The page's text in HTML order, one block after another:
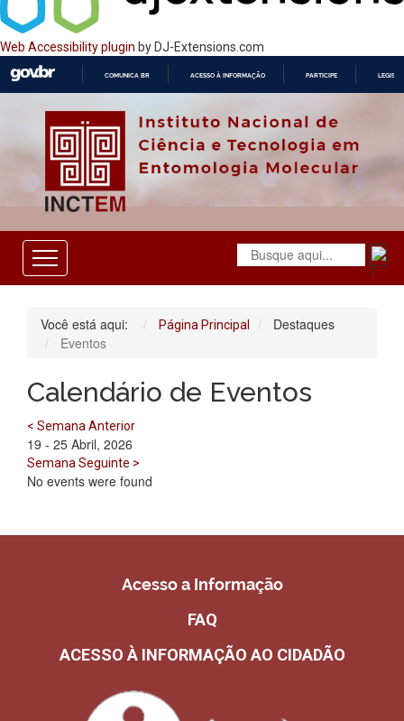
Web Accessibility plugin by DJ-Extensions.com
O
COMUNICA BR ACESSO À INFORMAÇÃO PARTICIPE
Você está aqui: Página Principal
Destaques
Eventos
Calendário de Eventos
< Semana Anterior
19 - 25 Abril, 2026
Semana Seguinte >
No events were found
Acesso a Informação
FAQ
ACESSO À INFORMAÇÃO AO CIDADÃO